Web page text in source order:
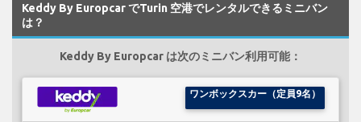
Keddy By Europcar でTurin 空港でレンタルできるミニバン
は？
Keddy By Europcar は次のミニバン利用可能：
ワンボックスカー（定員9名）